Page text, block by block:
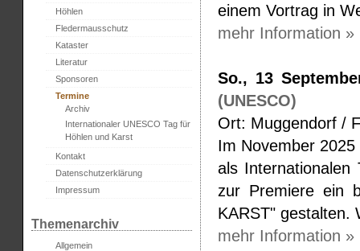
einem Vortrag in
mehr Information »
So., 13
(UNESCO)
Ort: Muggendorf /
Im November
als Internationalen
zur Premiere ein
KARST" gestalten.
mehr Information »
Höhlen
Fledermausschutz
Kataster
Literatur
Sponsoren
Termine
Archiv
Internationaler UNESCO Tag für
Höhlen und Karst
Kontakt
Datenschutzerklärung
Impressum
Themenarchiv
Allgemein